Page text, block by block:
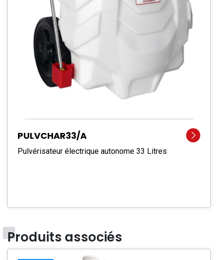
PULVCHAR33/A
Pulvérisateur électrique autonome 33 Litres
Produits associés